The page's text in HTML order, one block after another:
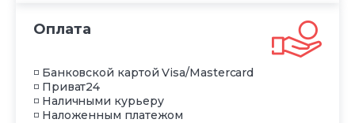
Оплата
◽ Банковской картой Visa/Mastercard
◽ Приват24
◽ Наличными курьеру
◽ Наложенным платежом